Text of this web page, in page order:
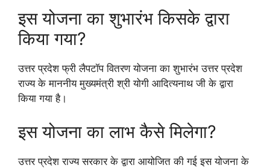
इस योजना का शुभारंभ किसके द्वारा
किया गया?
उत्तर प्रदेश फ्री लैपटॉप वितरण योजना का शुभारंभ उत्तर प्रदेश
राज्य के माननीय मुख्यमंत्री श्री योगी आदित्यनाथ जी के द्वारा
किया गया है।
इस योजना का लाभ कैसे मिलेगा?
उत्तर प्रदेश राज्य सरकार के द्वारा आयोजित की गई इस योजना के